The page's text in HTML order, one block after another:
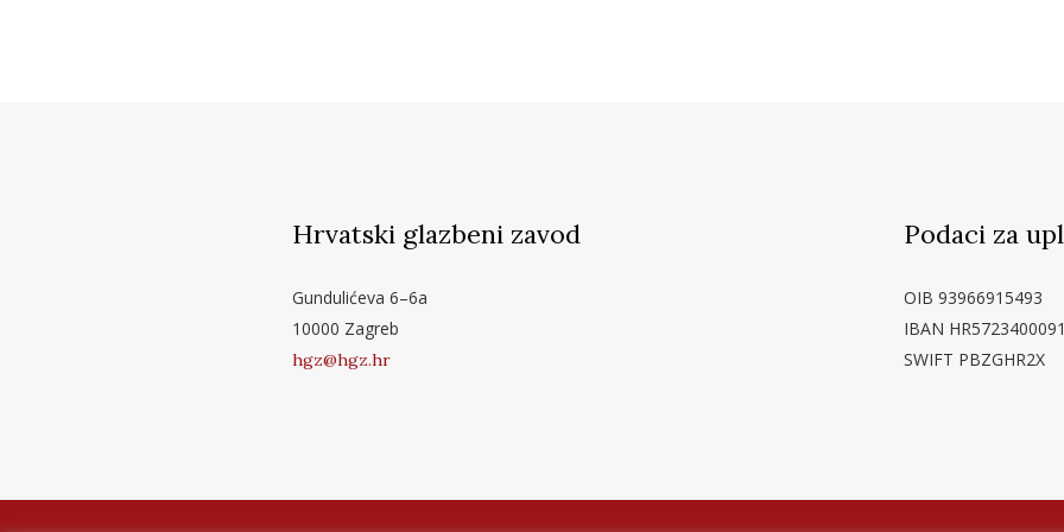
Hrvatski glazbeni zavod
Gundulićeva 6–6a
10000 Zagreb
hgz@hgz.hr
Podaci za
OIB 93966915493
IBAN
SWIFT PBZGHR2X